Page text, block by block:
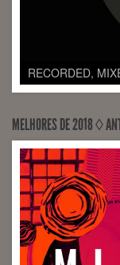
VOCALS
Martins)
MELHORES DE 2018 ◊